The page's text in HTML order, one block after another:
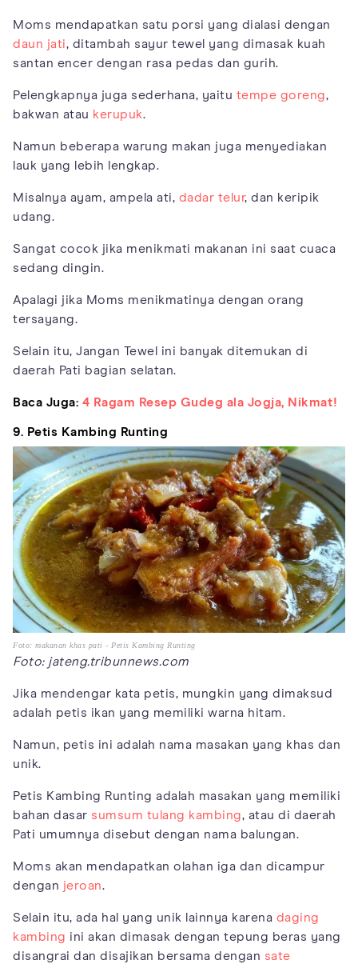
Moms mendapatkan satu porsi yang dialasi dengan
daun jati, ditambah sayur tewel yang dimasak kuah
santan encer dengan rasa pedas dan gurih.
Pelengkapnya juga sederhana, yaitu tempe goreng,
bakwan atau kerupuk.
Namun beberapa warung makan juga menyediakan
lauk yang lebih lengkap.
Misalnya ayam, ampela ati, dadar telur, dan keripik
udang.
Sangat cocok jika menikmati makanan ini saat cuaca
sedang dingin.
Apalagi jika Moms menikmatinya dengan orang
tersayang.
Selain itu, Jangan Tewel ini banyak ditemukan di
daerah Pati bagian selatan.
Baca Juga: 4 Ragam Resep Gudeg ala Jogja, Nikmat!
9. Petis Kambing Runting
Foto: makanan khas pati - Petis Kambing Runting
Foto: jateng.tribunnews.com
Jika mendengar kata petis, mungkin yang dimaksud
adalah petis ikan yang memiliki warna hitam.
Namun, petis ini adalah nama masakan yang khas dan
unik.
Petis Kambing Runting adalah masakan yang memiliki
bahan dasar sumsum tulang kambing, atau di daerah
Pati umumnya disebut dengan nama balungan.
Moms akan mendapatkan olahan iga dan dicampur
dengan jeroan.
Selain itu, ada hal yang unik lainnya karena daging
kambing ini akan dimasak dengan tepung beras yang
disangrai dan disajikan bersama dengan sate